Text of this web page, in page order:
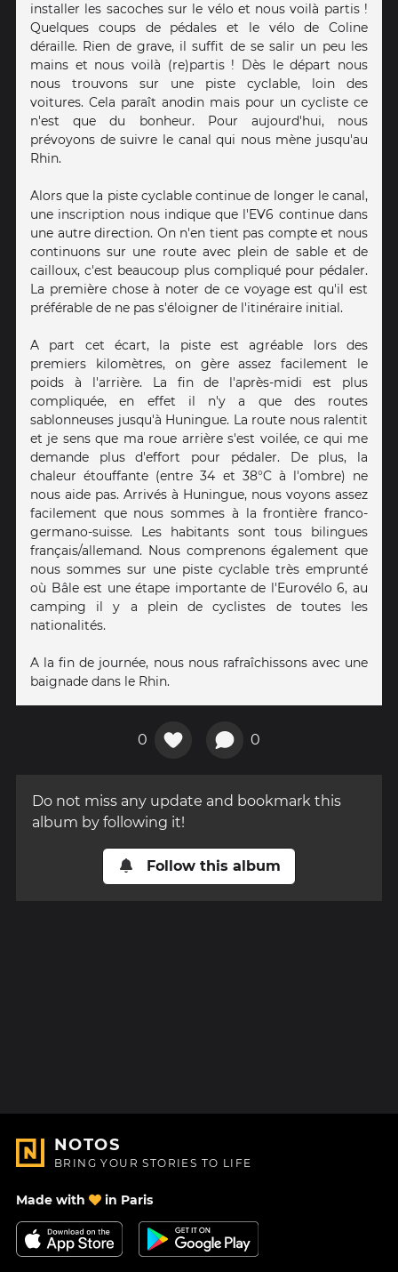
installer les sacoches sur le vélo et nous voilà partis !
Quelques coups de pédales et le vélo de Coline
déraille. Rien de grave, il suffit de se salir un peu les
mains et nous voilà (re)partis ! Dès le départ nous
nous trouvons sur une piste cyclable, loin des
voitures. Cela paraît anodin mais pour un cycliste ce
n'est que du bonheur. Pour aujourd'hui, nous
prévoyons de suivre le canal qui nous mène jusqu'au
Rhin.
Alors que la piste cyclable continue de longer le canal,
une inscription nous indique que l'EV6 continue dans
une autre direction. On n'en tient pas compte et nous
continuons sur une route avec plein de sable et de
cailloux, c'est beaucoup plus compliqué pour pédaler.
La première chose à noter de ce voyage est qu'il est
préférable de ne pas s'éloigner de l'itinéraire initial.
A part cet écart, la piste est agréable lors des
premiers kilomètres, on gère assez facilement le
poids à l'arrière. La fin de l'après-midi est plus
compliquée, en effet il n'y a que des routes
sablonneuses jusqu'à Huningue. La route nous ralentit
et je sens que ma roue arrière s'est voilée, ce qui me
demande plus d'effort pour pédaler. De plus, la
chaleur étouffante (entre 34 et 38°C à l'ombre) ne
nous aide pas. Arrivés à Huningue, nous voyons assez
facilement que nous sommes à la frontière franco-
germano-suisse. Les habitants sont tous bilingues
français/allemand. Nous comprenons également que
nous sommes sur une piste cyclable très emprunté
où Bâle est une étape importante de l'Eurovélo 6, au
camping il y a plein de cyclistes de toutes les
nationalités.
A la fin de journée, nous nous rafraîchissons avec une
baignade dans le Rhin.
0 0
Do not miss any update and bookmark this
album by following it!
Follow this album
NOTOS
BRING YOUR STORIES TO LIFE
Made with in Paris